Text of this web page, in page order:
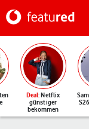
Deal: Netflix
günstiger
bekommen